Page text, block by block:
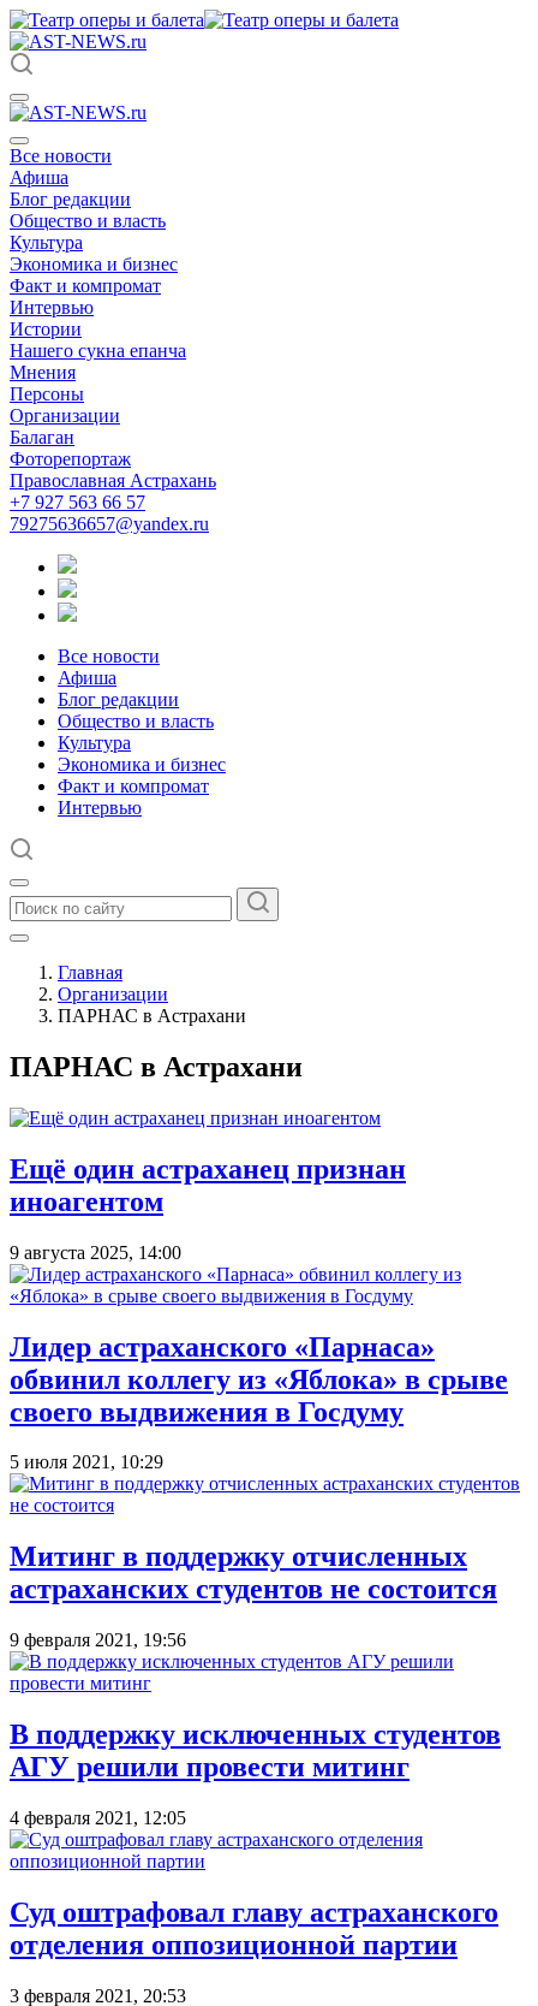
Все новости
Афиша
Блог редакции
Общество и власть
Культура
Экономика и бизнес
Факт и компромат
Интервью
Истории
Нашего сукна епанча
Мнения
Персоны
Организации
Балаган
Фоторепортаж
Православная Астрахань
+7 927 563 66 57
79275636657@yandex.ru
Все новости
Афиша
Блог редакции
Общество и власть
Культура
Экономика и бизнес
Факт и компромат
Интервью
Главная
Организации
ПАРНАС в Астрахани
ПАРНАС в Астрахани
Ещё один астраханец признан
иноагентом
9 августа 2025, 14:00
Лидер астраханского «Парнаса»
обвинил коллегу из «Яблока» в срыве
своего выдвижения в Госдуму
5 июля 2021, 10:29
Митинг в поддержку отчисленных
астраханских студентов не состоится
9 февраля 2021, 19:56
В поддержку исключенных студентов
АГУ решили провести митинг
4 февраля 2021, 12:05
Суд оштрафовал главу астраханского
отделения оппозиционной партии
3 февраля 2021, 20:53